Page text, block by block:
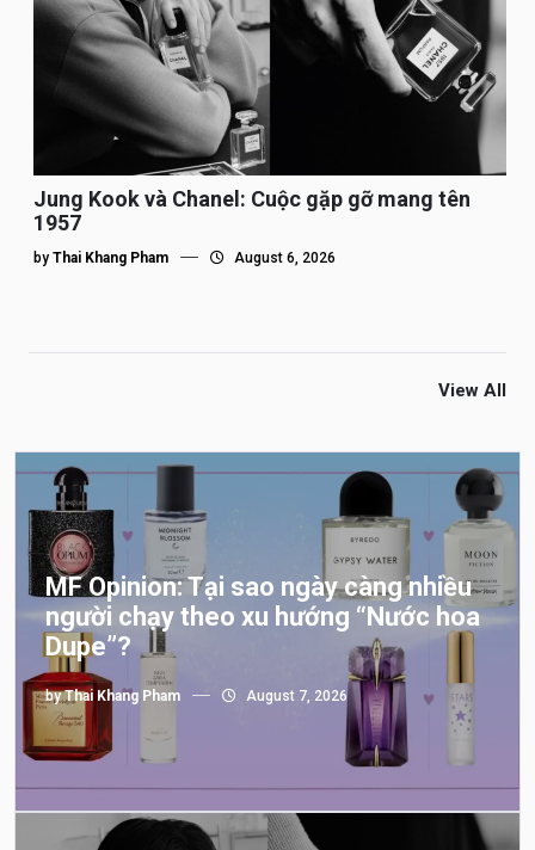
Jung Kook và Chanel: Cuộc gặp gỡ mang tên
1957
by Thai Khang Pham August 6, 2026
View All
MF Opinion: Tại sao ngày càng nhiều
người chạy theo xu hướng “Nước hoa
Dupe”?
byThai Khang Pham August 7, 2026